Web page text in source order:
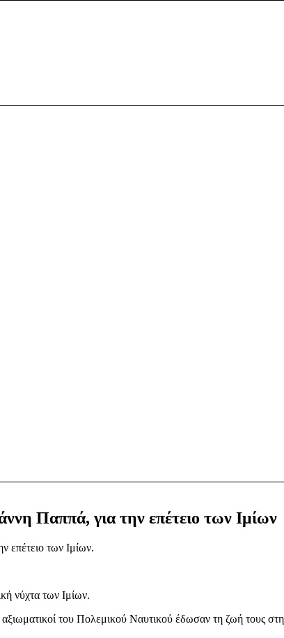
Παππά, για την επέτειο των Ιμίων
των Ιμίων.
νύχτα των Ιμίων.
του Πολεμικού Ναυτικού έδωσαν τη ζωή τους